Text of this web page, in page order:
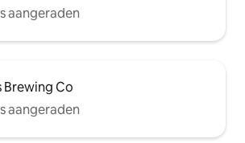
aangeraden
Brewing Co
aangeraden